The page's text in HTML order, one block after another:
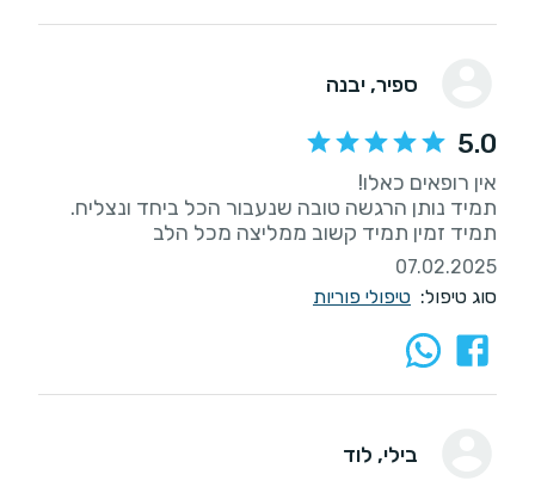
ספיר, יבנה
5.0
תמיד זמין תמיד קשוב ממליצה מכל הלב
07.02.2025
סוג טיפול: טיפולי פוריות
בילי, לוד